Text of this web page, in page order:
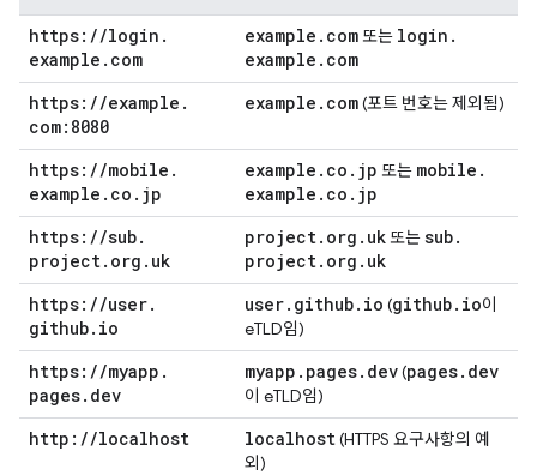
https: //login .
example . com
example . com 또는 login .
example . com
https: //example .
com:8080
example . com(포트 번호는 제외됨)
https: //mobile .
example . co . jp
example . co . jp 또는 mobile .
example . co . jp
https: //sub.
project. org . uk
project. org . uk 또는sub.
project. org . uk
https: //user.
github. io
user. github. io (github. io이
eTLD임)
https: //myapp .
pages. dev
myapp . pages. dev(pages. dev
이 eTLD임)
http: //localhost localhost(HTTPS 요구사항의 예
외)